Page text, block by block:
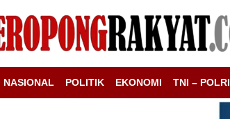
NASIONAL POLITIK EKONOMI TNI – POLRI